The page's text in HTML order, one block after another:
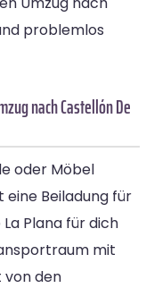
problemlos
nach Castellón De
oder Möbel
Beiladung für
Plana für dich
mit
von den